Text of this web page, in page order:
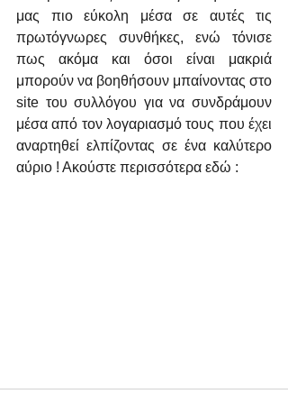
μας πιο εύκολη μέσα σε αυτές τις
πρωτόγνωρες συνθήκες, ενώ τόνισε
πως ακόμα και όσοι είναι μακριά
μπορούν να βοηθήσουν μπαίνοντας στο
site του συλλόγου για να συνδράμουν
μέσα από τον λογαριασμό τους που έχει
αναρτηθεί ελπίζοντας σε ένα καλύτερο
αύριο ! Ακούστε περισσότερα εδώ :